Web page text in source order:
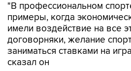
"В профессиональном
примеры, когда
имели воздействие на все
договорняки, желание
заниматься ставками на
сказал он